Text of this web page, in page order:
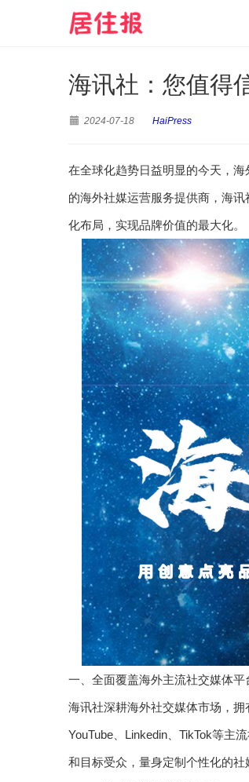
海讯社：您值得
2024-07-18 HaiPress
在全球化趋势日益明显的今天，
的海外社媒运营服务提供商，海
化布局，实现品牌价值的最大化。
一、全面覆盖海外主流社交媒体平
海讯社深耕海外社交媒体市场，拥
YouTube、Linkedin、TikTok等主
和目标受众，量身定制个性化的